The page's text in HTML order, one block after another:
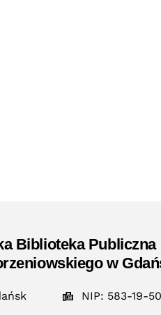
Biblioteka Publiczna
w
NIP: 583-19-